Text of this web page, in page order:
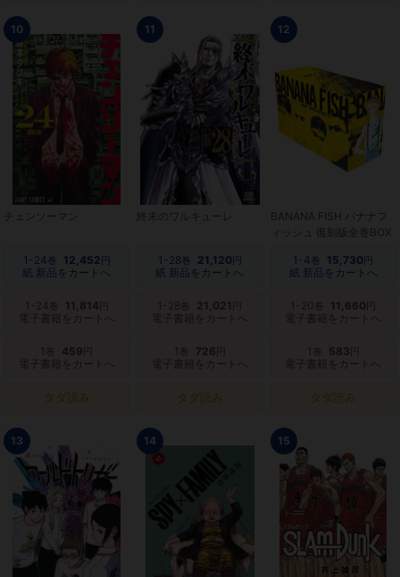
10
チェンソーマン
1-24巻 12,452 円
紙 新品をカートへ
1-24 巻 11,814
電子書籍をカートへ
1 巻 459
電子書籍をカートへ
タダ読み
11
終末のワルキューレ
1-28巻 21,120 円
紙 新品をカートへ
1-28 巻 21,021
電子書籍をカートへ
1 巻 726
電子書籍をカートへ
タダ読み
12
BANANA FISH バナナフ
ィッシュ 復刻版全巻BOX
1-4巻 15,730 円
紙 新品をカートへ
1-20 巻 11,660
電子書籍をカートへ
1 巻 583
電子書籍をカートへ
タダ読み
13 14 15